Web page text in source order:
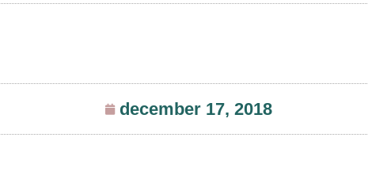
december 17, 2018